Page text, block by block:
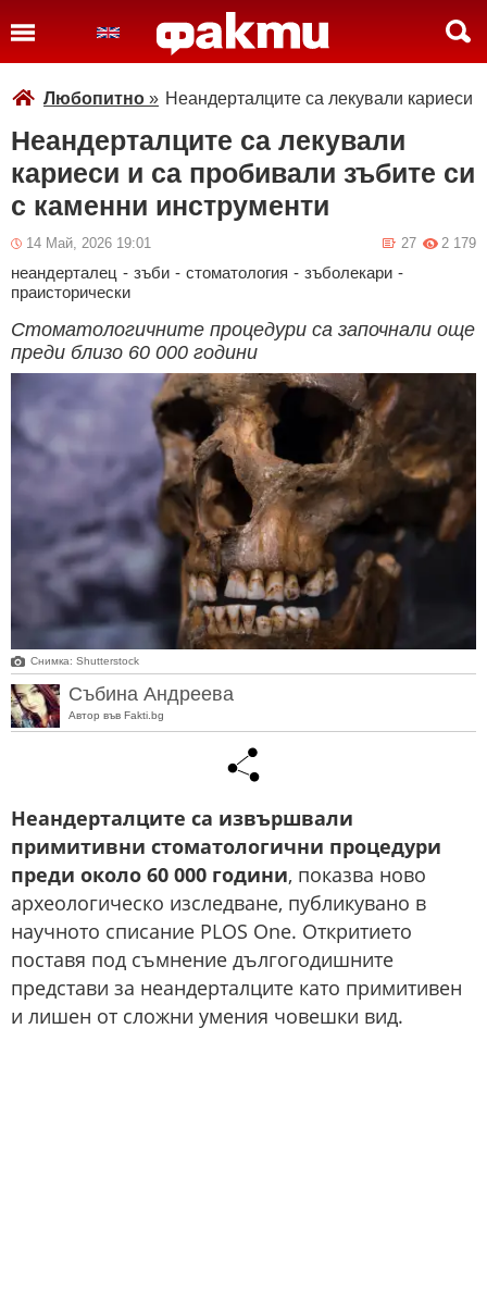
Любопитно » Неандерталците са лекували кариеси
Неандерталците са лекували
кариеси и са пробивали зъбите си
с каменни инструменти
14 Май, 2026 19:01 2 179
27
неандерталец - зъби - стоматология - зъболекари -
праисторически
Стоматологичните процедури са започнали още
преди близо 60 000 години
Снимка: Shutterstock
Събина Андреева
Автор във Fakti.bg
Неандерталците са извършвали
примитивни стоматологични процедури
преди около 60 000 години, показва ново
археологическо изследване, публикувано в
научното списание PLOS One. Откритието
поставя под съмнение дългогодишните
представи за неандерталците като примитивен
и лишен от сложни умения човешки вид.